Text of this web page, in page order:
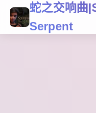
蛇之交响曲
Serpent